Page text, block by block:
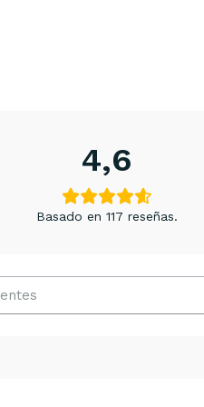
4,6
Basado en 117 reseñas.